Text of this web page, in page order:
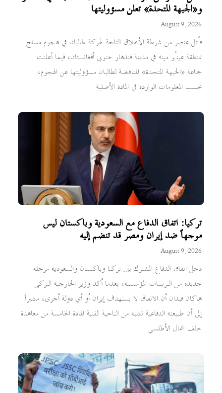
و«الجبهة المتحدة» تعلن مسؤوليتها
August 9, 2026
قُتل عنصر من شرطة الأخلاق التابعة لحركة طالبان في هجوم مسلح
بمنطقة عينُو مينه في مدينة قندهار جنوبي أفغانستان، فيما أعلنت
جماعة «الجبهة المتحدة» المناهضة لطالبان مسؤوليتها عن الهجوم،
بحسب المعلومات الواردة في المادة الأصلية
تركيا: اتفاق الدفاع مع السعودية وباكستان ليس
موجهاً ضد إيران ومصر قد تنضم إليه
August 9, 2026
دخل اتفاق الدفاع المشترك بين تركيا وباكستان والسعودية مرحلة
جديدة من الترتيبات المؤسسية، بعدما أكد وزير الخارجية التركي
هاكان فيدان أن الاتفاق لا يستهدف إيران أو أي دولة أخرى، مشيراً
إلى أن طبيعته الدفاعية تشبه من الناحية الفنية المادة الخامسة من معاهدة
حلف شمال الأطلسي